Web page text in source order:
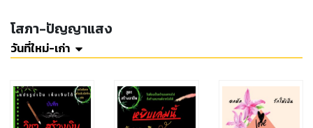
โสภา-ปัญญาแสง
วันที่ใหม่-เก่า